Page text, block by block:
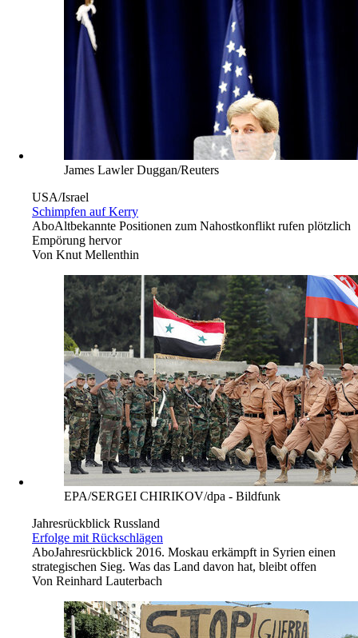
James Lawler Duggan/Reuters
USA/Israel
Schimpfen auf Kerry
AboAltbekannte Positionen zum Nahostkonflikt rufen plötzlich
Empörung hervor
Von Knut Mellenthin
EPA/SERGEI CHIRIKOV/dpa - Bildfunk
Jahresrückblick Russland
Erfolge mit Rückschlägen
AboJahresrückblick 2016. Moskau erkämpft in Syrien einen
strategischen Sieg. Was das Land davon hat, bleibt offen
Von Reinhard Lauterbach